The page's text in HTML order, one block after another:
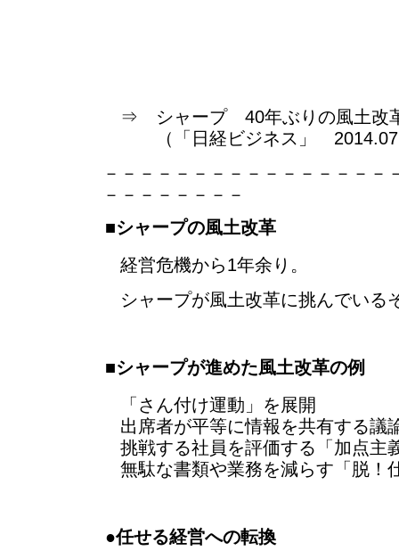
⇒ シャープ 40年ぶりの風土改
（「日経ビジネス」
－－－－－－－－－－－－－－－－
－－－－－－－－
■シャープの風土改革
経営危機から1年余り。
シャープが風土改革に挑んでいる
■シャープが進めた風土改革の例
「さん付け運動」を展開
出席者が平等に情報を共有する議
挑戦する社員を評価する「加点主
無駄な書類や業務を減らす「脱！
●任せる経営への転換